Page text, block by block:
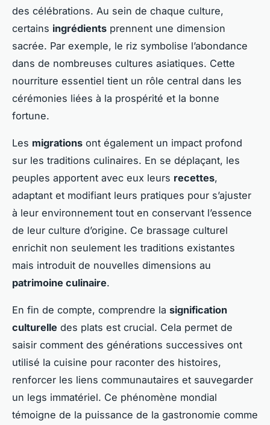
des célébrations. Au sein de chaque culture,
certains ingrédients prennent une dimension
sacrée. Par exemple, le riz symbolise l’abondance
dans de nombreuses cultures asiatiques. Cette
nourriture essentiel tient un rôle central dans les
cérémonies liées à la prospérité et la bonne
fortune.
Les migrations ont également un impact profond
sur les traditions culinaires. En se déplaçant, les
peuples apportent avec eux leurs recettes,
adaptant et modifiant leurs pratiques pour s’ajuster
à leur environnement tout en conservant l’essence
de leur culture d’origine. Ce brassage culturel
enrichit non seulement les traditions existantes
mais introduit de nouvelles dimensions au
patrimoine culinaire.
En fin de compte, comprendre la signification
culturelle des plats est crucial. Cela permet de
saisir comment des générations successives ont
utilisé la cuisine pour raconter des histoires,
renforcer les liens communautaires et sauvegarder
un legs immatériel. Ce phénomène mondial
témoigne de la puissance de la gastronomie comme